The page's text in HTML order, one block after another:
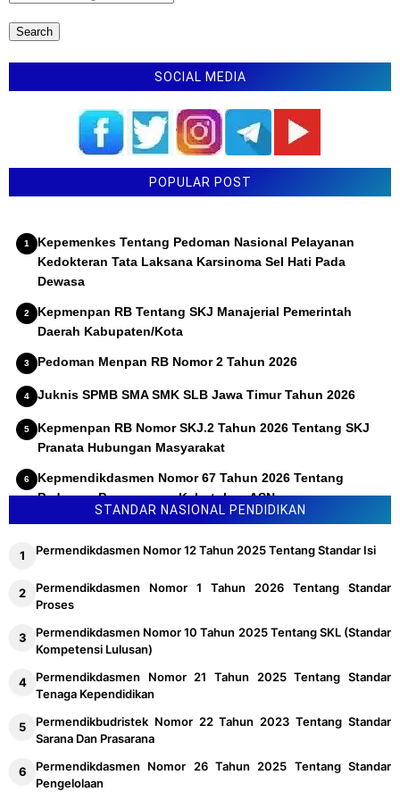
SOCIAL MEDIA
POPULAR POST
Kepemenkes Tentang Pedoman Nasional Pelayanan
Kedokteran Tata Laksana Karsinoma Sel Hati Pada
Dewasa
Kepmenpan RB Tentang SKJ Manajerial Pemerintah
Daerah Kabupaten/Kota
Pedoman Menpan RB Nomor 2 Tahun 2026
Juknis SPMB SMA SMK SLB Jawa Timur Tahun 2026
Kepmenpan RB Nomor SKJ.2 Tahun 2026 Tentang SKJ
Pranata Hubungan Masyarakat
Kepmendikdasmen Nomor 67 Tahun 2026 Tentang
Pedoman Penyusunan Kebutuhan ASN
STANDAR NASIONAL PENDIDIKAN
Permendikdasmen Nomor 12 Tahun 2025 Tentang Standar Isi
Permendikdasmen Nomor 1 Tahun 2026 Tentang Standar
Proses
Permendikdasmen Nomor 10 Tahun 2025 Tentang SKL (Standar
Kompetensi Lulusan)
Permendikdasmen Nomor 21 Tahun 2025 Tentang Standar
Tenaga Kependidikan
Permendikbudristek Nomor 22 Tahun 2023 Tentang Standar
Sarana Dan Prasarana
Permendikdasmen Nomor 26 Tahun 2025 Tentang Standar
Pengelolaan